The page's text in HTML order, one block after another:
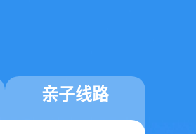
亲子线路